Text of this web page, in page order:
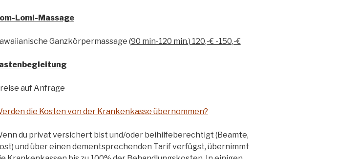
Lomi-Massage
Ganzkörpermassage (90 min-120 min.) 120,-€ -150,-€
auf Anfrage
die Kosten von der Krankenkasse übernommen?
du privat versichert bist und/oder beihilfeberechtigt (Beamte,
und über einen dementsprechenden Tarif verfügst, übernimmt